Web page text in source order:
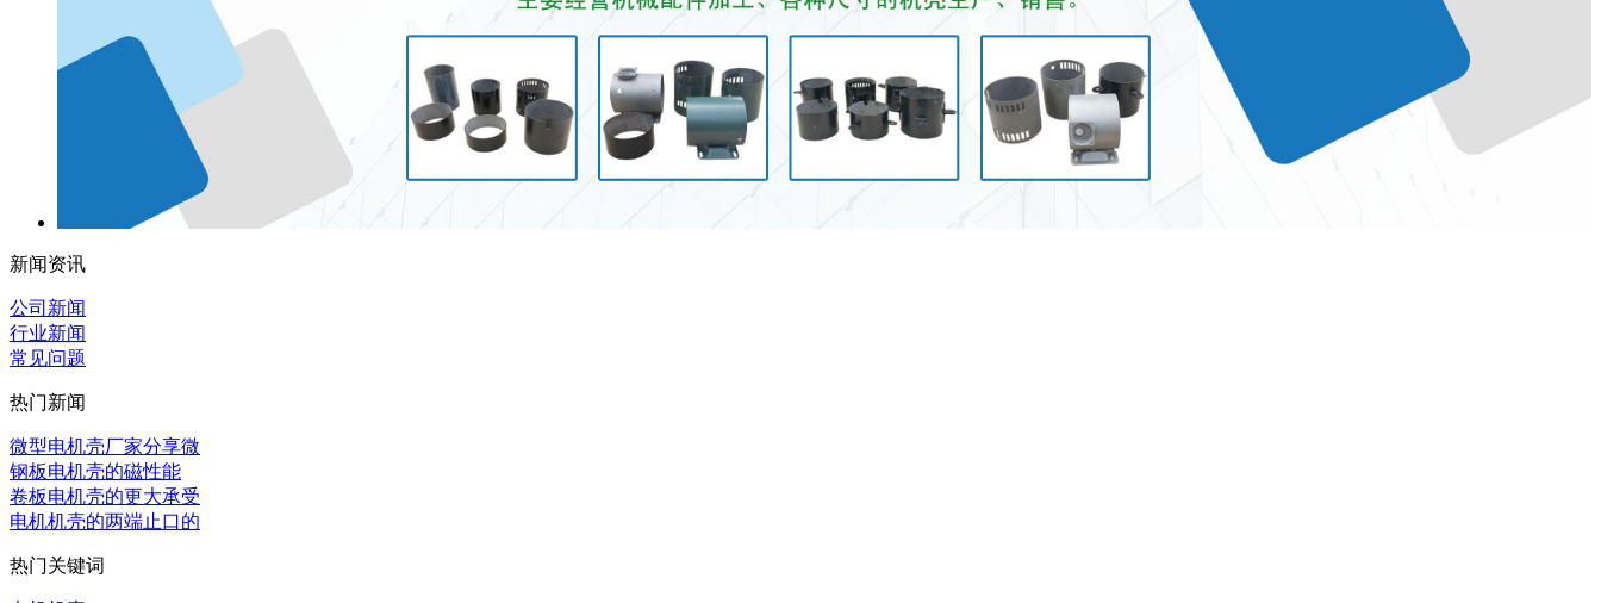
新闻资讯
公司新闻
行业新闻
常见问题
热门新闻
微型电机壳厂家分享微
‌钢板电机壳的磁性能
卷板电机壳的更大承受
电机机壳的两端止口的
热门关键词